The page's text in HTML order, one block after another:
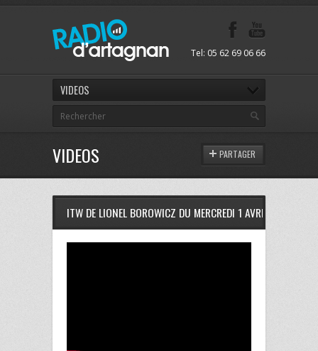
Tel: 05 62 69 06 66
VIDEOS
VIDEOS PARTAGER
ITW DE LIONEL BOROWICZ DU MERCREDI 1 AVRIL 2015 A